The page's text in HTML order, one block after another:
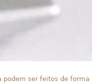
podem ser feitos de forma